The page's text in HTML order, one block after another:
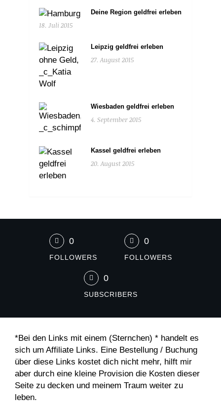
Deine Region geldfrei erleben
18. Juli 2015
Leipzig geldfrei erleben
27. August 2015
Wiesbaden geldfrei erleben
4. September 2015
Kassel geldfrei erleben
20. August 2015
0
FOLLOWERS
0
FOLLOWERS
0
SUBSCRIBERS
*Bei den Links mit einem (Sternchen) * handelt es
sich um Affiliate Links. Eine Bestellung / Buchung
über diese Links kostet dich nicht mehr, hilft mir
aber durch eine kleine Provision die Kosten dieser
Seite zu decken und meinem Traum weiter zu
leben.